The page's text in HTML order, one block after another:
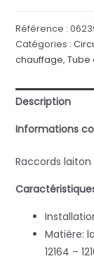
Référence :
Catégories :
chauffage, Tube
Description
Informations
Raccords laiton
Matière:
12164 –